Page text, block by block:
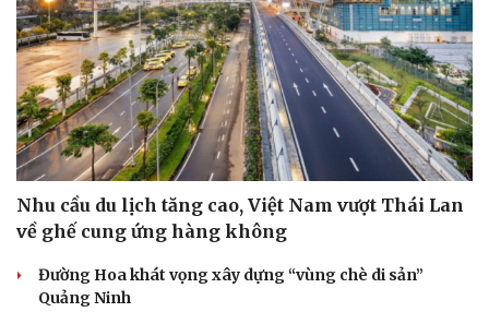
Nhu cầu du lịch tăng cao, Việt Nam vượt Thái Lan
về ghế cung ứng hàng không
Đường Hoa khát vọng xây dựng “vùng chè di sản”
Quảng Ninh